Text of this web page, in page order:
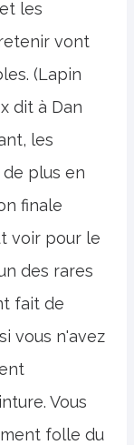
les
vont
(Lapin
dit à Dan
les
plus en
finale
voir pour le
des rares
fait de
vous n'avez
Vous
folle du